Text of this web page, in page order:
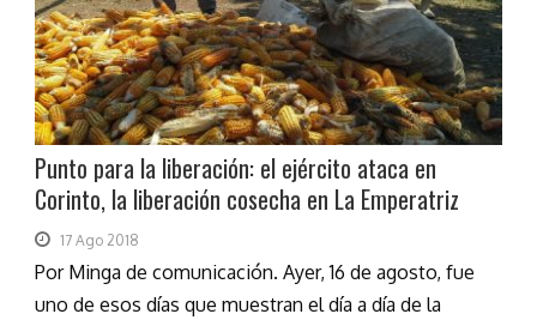
Punto para la liberación: el ejército ataca en
Corinto, la liberación cosecha en La Emperatriz
17 Ago 2018
Por Minga de comunicación. Ayer, 16 de agosto, fue
uno de esos días que muestran el día a día de la